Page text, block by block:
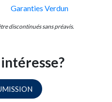
Garanties Verdun
discontinués sans préavis.